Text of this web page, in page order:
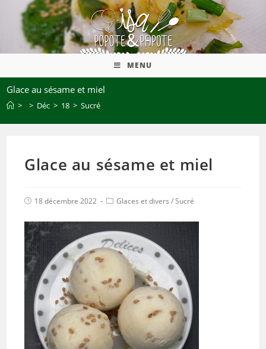
MENU
Glace au sésame et miel
> > Déc > 18 > Sucré
Glace au sésame et miel
18 décembre 2022 Glaces et divers /Sucré